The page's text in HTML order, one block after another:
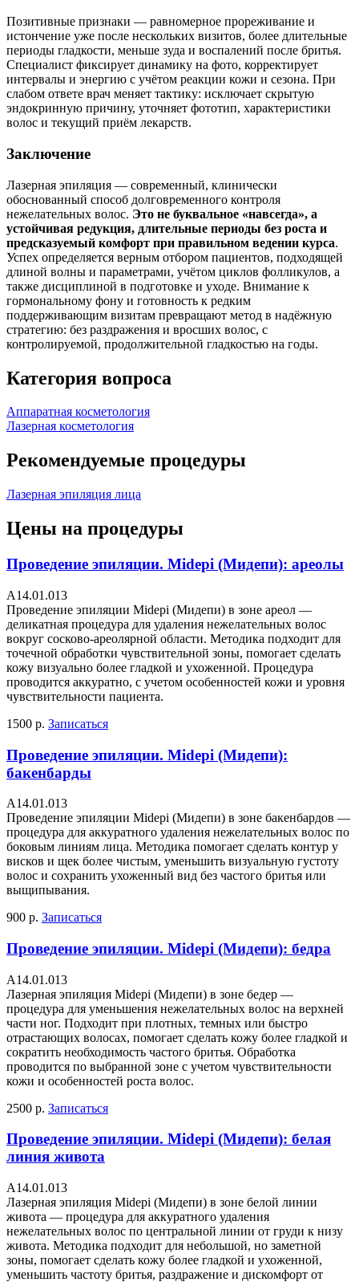
Позитивные признаки — равномерное прореживание и
истончение уже после нескольких визитов, более длительные
периоды гладкости, меньше зуда и воспалений после бритья.
Специалист фиксирует динамику на фото, корректирует
интервалы и энергию с учётом реакции кожи и сезона. При
слабом ответе врач меняет тактику: исключает скрытую
эндокринную причину, уточняет фототип, характеристики
волос и текущий приём лекарств.
Заключение
Лазерная эпиляция — современный, клинически
обоснованный способ долговременного контроля
нежелательных волос. Это не буквальное «навсегда», а
устойчивая редукция, длительные периоды без роста и
предсказуемый комфорт при правильном ведении курса.
Успех определяется верным отбором пациентов, подходящей
длиной волны и параметрами, учётом циклов фолликулов, а
также дисциплиной в подготовке и уходе. Внимание к
гормональному фону и готовность к редким
поддерживающим визитам превращают метод в надёжную
стратегию: без раздражения и вросших волос, с
контролируемой, продолжительной гладкостью на годы.
Категория вопроса
Аппаратная косметология
Лазерная косметология
Рекомендуемые процедуры
Лазерная эпиляция лица
Цены на процедуры
Проведение эпиляции. Midepi (Мидепи): ареолы
А14.01.013
Проведение эпиляции Midepi (Мидепи) в зоне ареол —
деликатная процедура для удаления нежелательных волос
вокруг сосково-ареолярной области. Методика подходит для
точечной обработки чувствительной зоны, помогает сделать
кожу визуально более гладкой и ухоженной. Процедура
проводится аккуратно, с учетом особенностей кожи и уровня
чувствительности пациента.
1500 р. Записаться
Проведение эпиляции. Midepi (Мидепи):
бакенбарды
А14.01.013
Проведение эпиляции Midepi (Мидепи) в зоне бакенбардов —
процедура для аккуратного удаления нежелательных волос по
боковым линиям лица. Методика помогает сделать контур у
висков и щек более чистым, уменьшить визуальную густоту
волос и сохранить ухоженный вид без частого бритья или
выщипывания.
900 р. Записаться
Проведение эпиляции. Midepi (Мидепи): бедра
А14.01.013
Лазерная эпиляция Midepi (Мидепи) в зоне бедер —
процедура для уменьшения нежелательных волос на верхней
части ног. Подходит при плотных, темных или быстро
отрастающих волосах, помогает сделать кожу более гладкой и
сократить необходимость частого бритья. Обработка
проводится по выбранной зоне с учетом чувствительности
кожи и особенностей роста волос.
2500 р. Записаться
Проведение эпиляции. Midepi (Мидепи): белая
линия живота
А14.01.013
Лазерная эпиляция Midepi (Мидепи) в зоне белой линии
живота — процедура для аккуратного удаления
нежелательных волос по центральной линии от груди к низу
живота. Методика подходит для небольшой, но заметной
зоны, помогает сделать кожу более гладкой и ухоженной,
уменьшить частоту бритья, раздражение и дискомфорт от